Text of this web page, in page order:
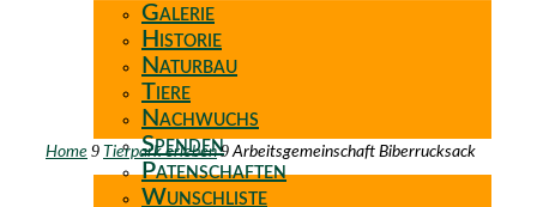
Galerie
Historie
Naturbau
Tiere
Nachwuchs
Spenden
Patenschaften
Wunschliste
Home 9 Tierpark erleben 9 Arbeitsgemeinschaft Biberrucksack